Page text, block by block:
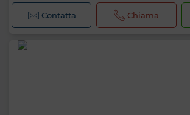
Contatta Chiama